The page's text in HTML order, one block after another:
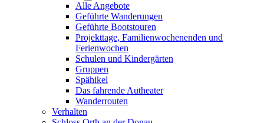
Alle Angebote
Geführte Wanderungen
Geführte Bootstouren
Projekttage, Familienwochenenden und
Ferienwochen
Schulen und Kindergärten
Gruppen
Spähikel
Das fahrende Autheater
Wanderrouten
Verhalten